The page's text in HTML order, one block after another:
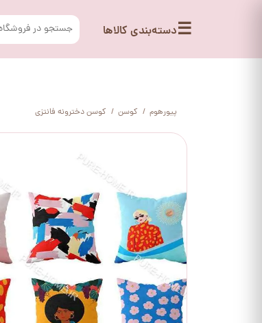
☰دسته‌بندی کالاها
پیورهوم کوسن کوسن دخترونه فانتزی